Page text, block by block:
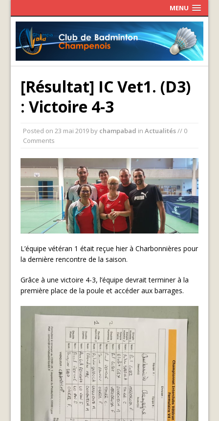
MENU
[Résultat] IC Vet1. (D3)
: Victoire 4-3
Posted on23 mai 2019 by champabad inActualités// 0
Comments
L’équipe vétéran 1 était reçue hier à Charbonnières pour
la dernière rencontre de la saison.
Grâce à une victoire 4-3, l’équipe devrait terminer à la
première place de la poule et accéder aux barrages.